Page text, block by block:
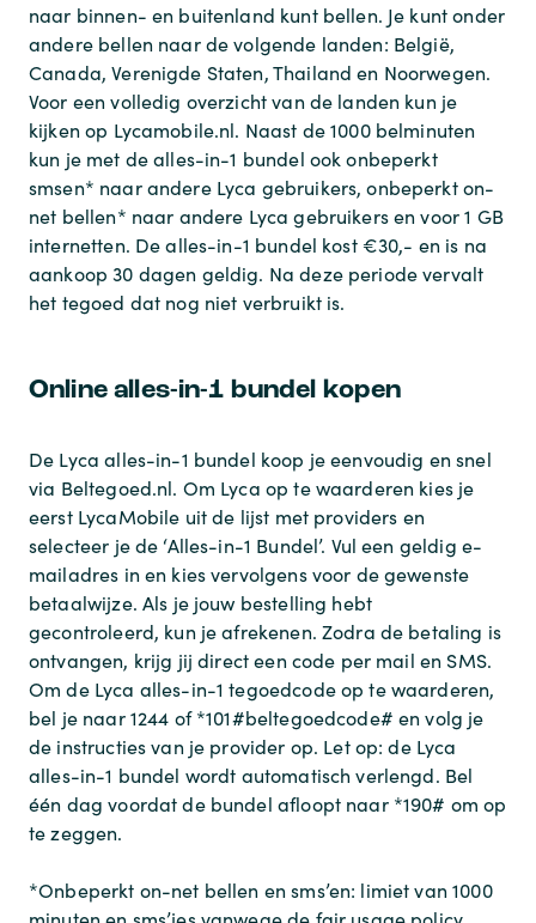
naar binnen- en buitenland kunt bellen. Je kunt onder
andere bellen naar de volgende landen: België,
Canada, Verenigde Staten, Thailand en Noorwegen.
Voor een volledig overzicht van de landen kun je
kijken op Lycamobile.nl. Naast de 1000 belminuten
kun je met de alles-in-1 bundel ook onbeperkt
smsen* naar andere Lyca gebruikers, onbeperkt on-
net bellen* naar andere Lyca gebruikers en voor 1 GB
internetten. De alles-in-1 bundel kost €30,- en is na
aankoop 30 dagen geldig. Na deze periode vervalt
het tegoed dat nog niet verbruikt is.
Online alles-in-1 bundel kopen
De Lyca alles-in-1 bundel koop je eenvoudig en snel
via Beltegoed.nl. Om Lyca op te waarderen kies je
eerst LycaMobile uit de lijst met providers en
selecteer je de ‘Alles-in-1 Bundel’. Vul een geldig e-
mailadres in en kies vervolgens voor de gewenste
betaalwijze. Als je jouw bestelling hebt
gecontroleerd, kun je afrekenen. Zodra de betaling is
ontvangen, krijg jij direct een code per mail en SMS.
Om de Lyca alles-in-1 tegoedcode op te waarderen,
bel je naar 1244 of *101#beltegoedcode# en volg je
de instructies van je provider op. Let op: de Lyca
alles-in-1 bundel wordt automatisch verlengd. Bel
één dag voordat de bundel afloopt naar *190# om op
te zeggen.
*Onbeperkt on-net bellen en sms’en: limiet van 1000